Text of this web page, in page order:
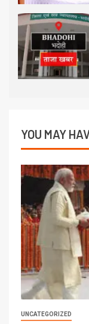
YOU MAY
UNCATEGORIZED